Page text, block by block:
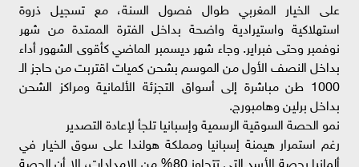
على الخيار المغربي طوال فصول السنة، مع تسجيل ذروة
استهلاكية واستيرادية واضحة بداخل الفترة الممتدة من شهر
نوفمبر وحتى فبراير. وجاء شهر ديسمبر الماضي كأقوى الشهور أداء
بداخل النصف الأول من الموسم بشحن كميات اقتربت من حاجز الـ
1000 طن مباشرة إلى أسواق التجزئة الألمانية ومراكز الشحن
بداخل برلين وهامبورج.
نمو الحصة السوقية الرسمية وإسبانيا تلجأ لإعادة التصدير
رغم استمرار هيمنة إسبانيا ومملكة هولندا على سوق الخيار في
ألمانيا بحصة الأسد التي تتجاوز 80% من الإمدادات، إلا أن الحصة